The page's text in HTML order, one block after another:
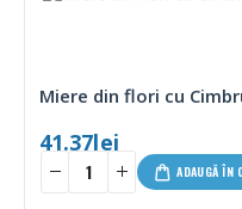
Miere din flori cu
41.37lei
ADAUGĂ ÎN